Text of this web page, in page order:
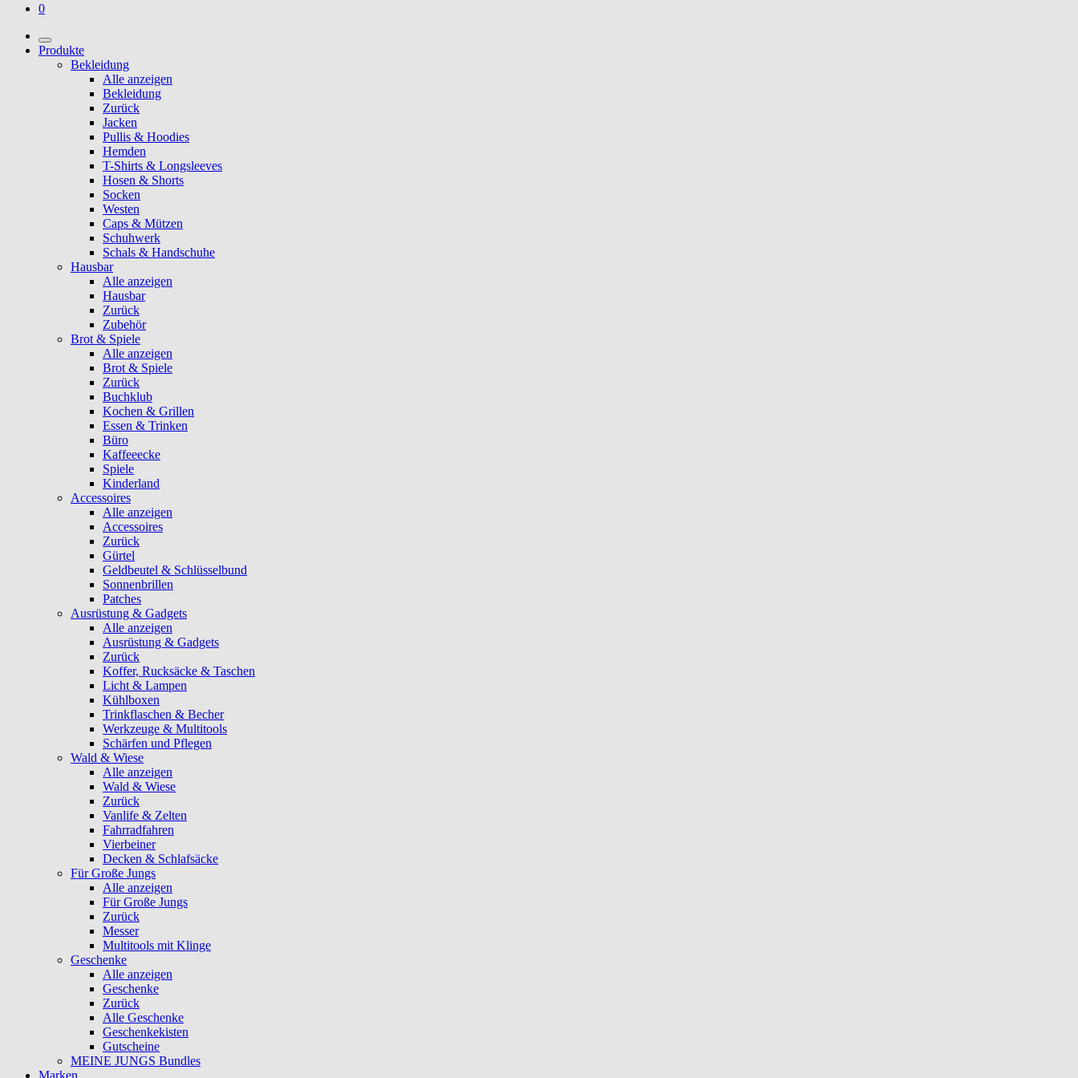
0
Produkte
Bekleidung
Alle anzeigen
Bekleidung
Zurück
Jacken
Pullis & Hoodies
Hemden
T-Shirts & Longsleeves
Hosen & Shorts
Socken
Westen
Caps & Mützen
Schuhwerk
Schals & Handschuhe
Hausbar
Alle anzeigen
Hausbar
Zurück
Zubehör
Brot & Spiele
Alle anzeigen
Brot & Spiele
Zurück
Buchklub
Kochen & Grillen
Essen & Trinken
Büro
Kaffeeecke
Spiele
Kinderland
Accessoires
Alle anzeigen
Accessoires
Zurück
Gürtel
Geldbeutel & Schlüsselbund
Sonnenbrillen
Patches
Ausrüstung & Gadgets
Alle anzeigen
Ausrüstung & Gadgets
Zurück
Koffer, Rucksäcke & Taschen
Licht & Lampen
Kühlboxen
Trinkflaschen & Becher
Werkzeuge & Multitools
Schärfen und Pflegen
Wald & Wiese
Alle anzeigen
Wald & Wiese
Zurück
Vanlife & Zelten
Fahrradfahren
Vierbeiner
Decken & Schlafsäcke
Für Große Jungs
Alle anzeigen
Für Große Jungs
Zurück
Messer
Multitools mit Klinge
Geschenke
Alle anzeigen
Geschenke
Zurück
Alle Geschenke
Geschenkekisten
Gutscheine
MEINE JUNGS Bundles
Marken